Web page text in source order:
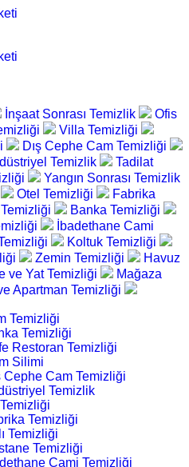
İnşaat Sonrası Temizlik
Ofis
Villa Temizliği
Dış Cephe Cam Temizliği
Temizlik
Tadilat
Yangın Sonrası Temizlik
Otel Temizliği
Fabrika
Banka Temizliği
İbadethane Cami
Koltuk Temizliği
Zemin Temizliği
Havuz
ve Yat Temizliği
Mağaza
Apartman Temizliği
Temizliği
Temizliği
Restoran Temizliği
Silimi
Cephe Cam Temizliği
Temizlik
Temizliği
Temizliği
Temizliği
Cami Temizliği